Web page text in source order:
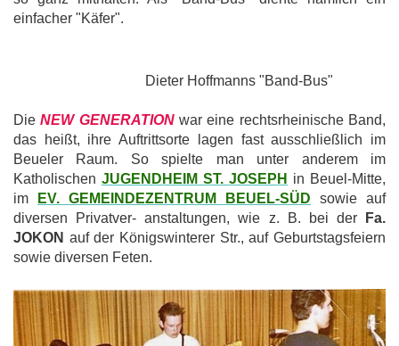
einfacher "Käfer".
Dieter Hoffmanns "Band-Bus"
Die NEW GENERATION war eine rechtsrheinische Band,
das heißt, ihre Auftrittsorte lagen fast ausschließlich im
Beueler Raum. So spielte man unter anderem im
Katholischen JUGENDHEIM ST. JOSEPH in Beuel-Mitte,
im
EV. GEMEINDEZENTRUM BEUEL-SÜD
sowie auf
diversen Privatver- anstaltungen, wie z. B. bei der
Fa.
JOKON auf der Königswinterer Str., auf Geburtstagsfeiern
sowie diversen Feten.